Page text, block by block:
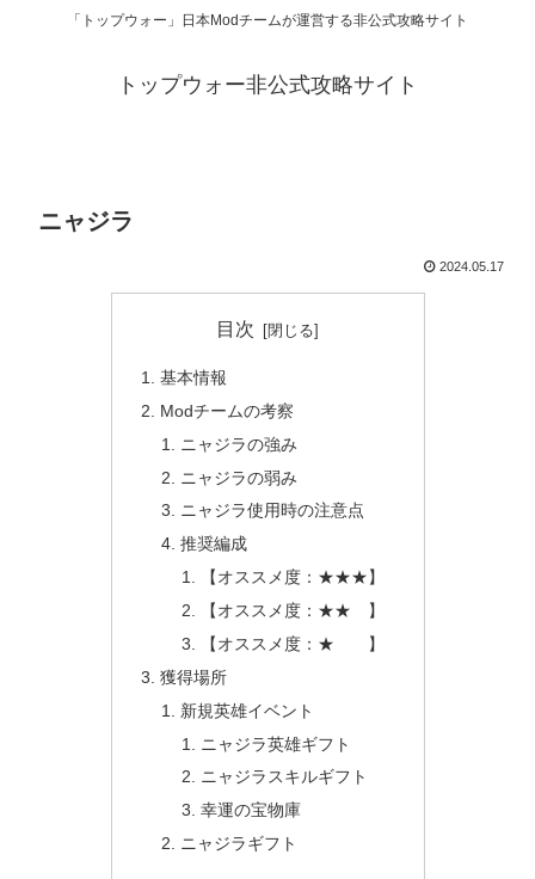
「トップウォー」日本Modチームが運営する非公式攻略サイト
トップウォー非公式攻略サイト
ニャジラ
2024.05.17
目次
基本情報
Modチームの考察
ニャジラの強み
ニャジラの弱み
ニャジラ使用時の注意点
推奨編成
【オススメ度： ★★★】
【オススメ度： ★★ 】
【オススメ度： ★ 】
獲得場所
新規英雄イベント
ニャジラ英雄ギフト
ニャジラスキルギフト
幸運の宝物庫
ニャジラギフト